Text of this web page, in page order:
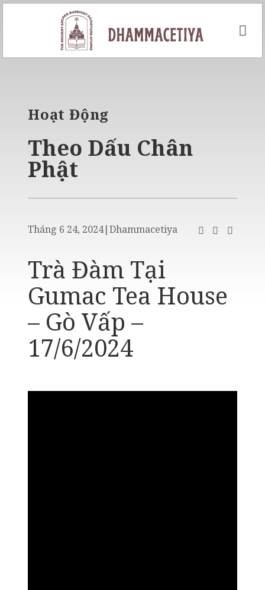
Skip
Hoạt Động
Theo Dấu Chân
Phật
Tháng 6 24, 2024|Dhammacetiya
Trà Đàm Tại
Gumac Tea House
– Gò Vấp –
17/6/2024